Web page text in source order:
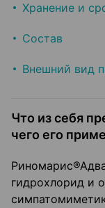
Хранение и
Состав
Внешний вид
Что из себя
чего его
гидрохлорид и